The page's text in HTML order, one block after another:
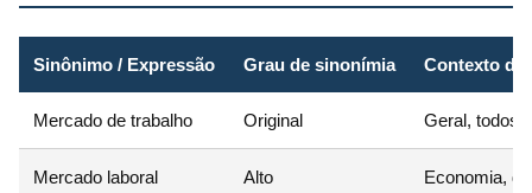
Sinônimo / Expressão Grau de sinonímia Contexto de
Mercado de trabalho Original Geral, todos
Mercado laboral Alto Economia,